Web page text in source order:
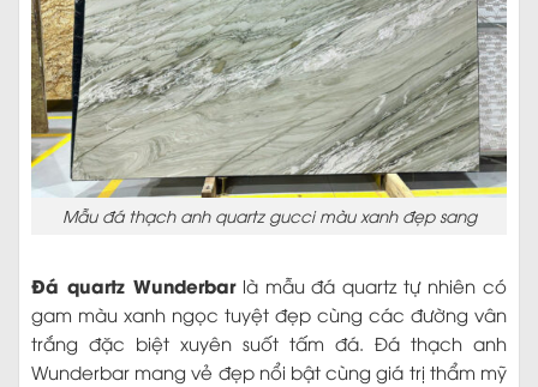
Mẫu đá thạch anh quartz gucci màu xanh đẹp sang
Đá quartz Wunderbarlà mẫu đá quartz tự nhiên có
gam màu xanh ngọc tuyệt đẹp cùng các đường vân
trắng đặc biệt xuyên suốt tấm đá. Đá thạch anh
Wunderbar mang vẻ đẹp nổi bật cùng giá trị thẩm mỹ